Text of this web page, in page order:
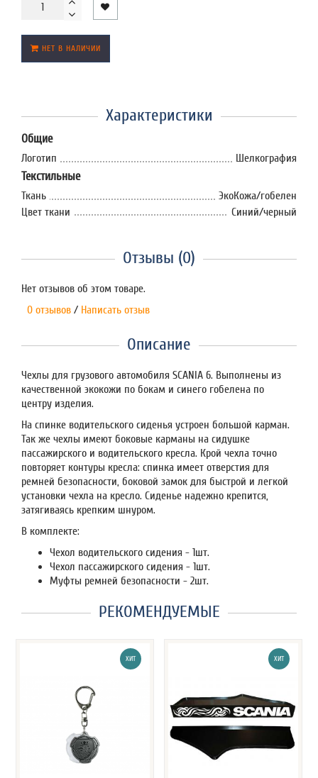
НЕТ В НАЛИЧИИ
Характеристики
Общие
Логотип Шелкография
Текстильные
Ткань
ЭкоКожа/гобелен
Цвет ткани
Синий/черный
Отзывы (0)
Нет отзывов об этом товаре.
0 отзывов / Написать отзыв
Описание
Чехлы для грузового автомобиля SCANIA 6. Выполнены из
качественной экокожи по бокам и синего гобелена по
центру изделия.
На спинке водительского сиденья устроен большой карман.
Так же чехлы имеют боковые карманы на сидушке
пассажирского и водительского кресла. Крой чехла точно
повторяет контуры кресла: спинка имеет отверстия для
ремней безопасности, боковой замок для быстрой и легкой
установки чехла на кресло. Сиденье надежно крепится,
затягиваясь крепким шнуром.
В комплекте:
Чехол водительского сидения - 1шт.
Чехол пассажирского сидения - 1шт.
Муфты ремней безопасности - 2шт.
РЕКОМЕНДУЕМЫЕ
ХИТ ХИТ